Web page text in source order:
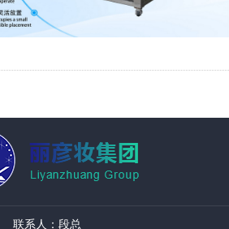
联系人：段总